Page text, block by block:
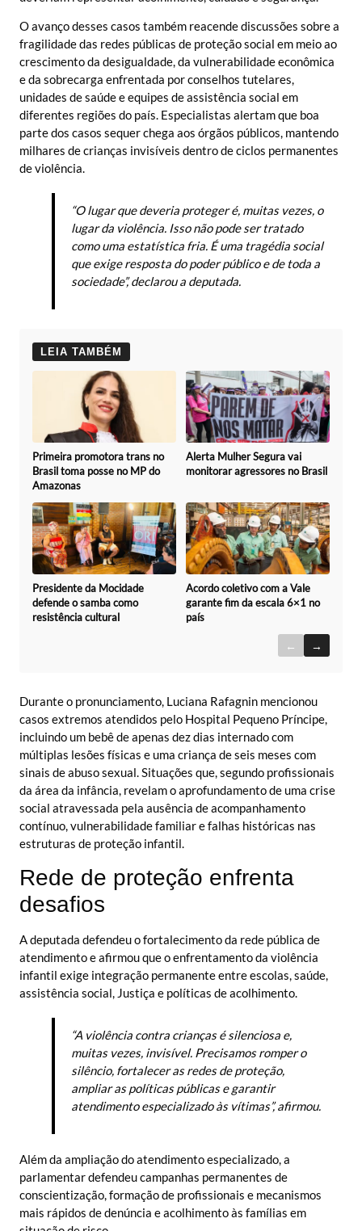
O avanço desses casos também reacende discussões sobre a
fragilidade das redes públicas de proteção social em meio ao
crescimento da desigualdade, da vulnerabilidade econômica
e da sobrecarga enfrentada por conselhos tutelares,
unidades de saúde e equipes de assistência social em
diferentes regiões do país. Especialistas alertam que boa
parte dos casos sequer chega aos órgãos públicos, mantendo
milhares de crianças invisíveis dentro de ciclos permanentes
de violência.
“O lugar que deveria proteger é, muitas vezes, o
lugar da violência. Isso não pode ser tratado
como uma estatística fria. É uma tragédia social
que exige resposta do poder público e de toda a
sociedade”, declarou a deputada.
LEIA TAMBÉM
Primeira promotora trans no
Brasil toma posse no MP do
Amazonas
Alerta Mulher Segura vai
monitorar agressores no Brasil
Presidente da Mocidade
defende o samba como
resistência cultural
Acordo coletivo com a Vale
garante fim da escala 6×1 no
país
← →
Durante o pronunciamento, Luciana Rafagnin mencionou
casos extremos atendidos pelo Hospital Pequeno Príncipe,
incluindo um bebê de apenas dez dias internado com
múltiplas lesões físicas e uma criança de seis meses com
sinais de abuso sexual. Situações que, segundo profissionais
da área da infância, revelam o aprofundamento de uma crise
social atravessada pela ausência de acompanhamento
contínuo, vulnerabilidade familiar e falhas históricas nas
estruturas de proteção infantil.
Rede de proteção enfrenta
desafios
A deputada defendeu o fortalecimento da rede pública de
atendimento e afirmou que o enfrentamento da violência
infantil exige integração permanente entre escolas, saúde,
assistência social, Justiça e políticas de acolhimento.
“A violência contra crianças é silenciosa e,
muitas vezes, invisível. Precisamos romper o
silêncio, fortalecer as redes de proteção,
ampliar as políticas públicas e garantir
atendimento especializado às vítimas”, afirmou.
Além da ampliação do atendimento especializado, a
parlamentar defendeu campanhas permanentes de
conscientização, formação de profissionais e mecanismos
mais rápidos de denúncia e acolhimento às famílias em